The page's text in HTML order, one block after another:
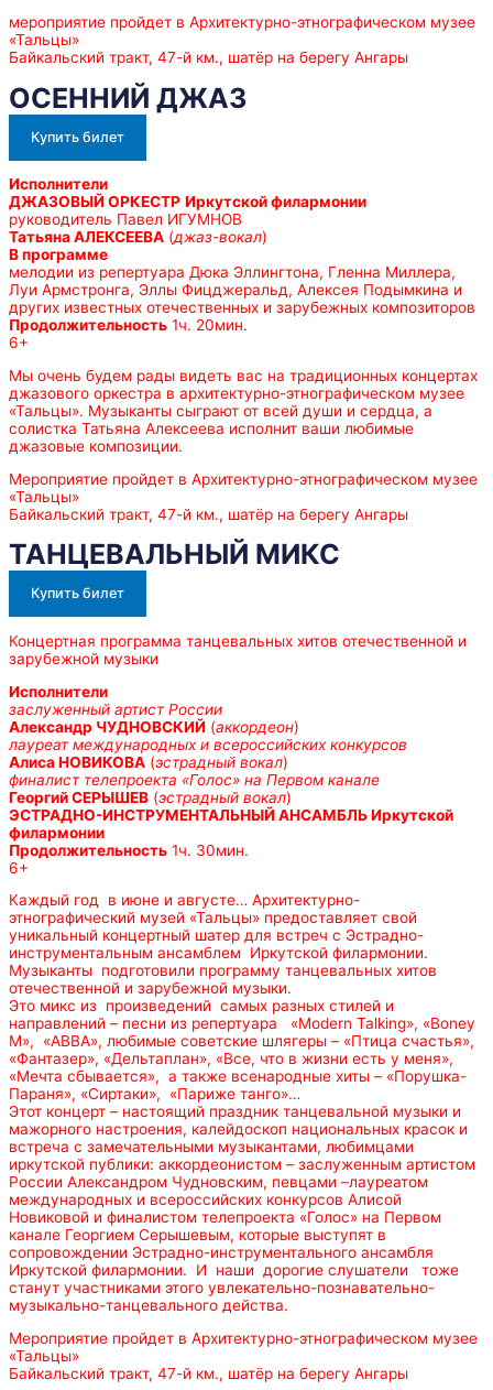
мероприятие пройдет в Архитектурно-этнографическом музее
«Тальцы»
Байкальский тракт, 47-й км., шатёр на берегу Ангары
ОСЕННИЙ ДЖАЗ
Купить билет
Исполнители
ДЖАЗОВЫЙ ОРКЕСТР Иркутской филармонии
руководитель Павел ИГУМНОВ
Татьяна АЛЕКСЕЕВА (джаз-вокал)
В программе
мелодии из репертуара Дюка Эллингтона, Гленна Миллера,
Луи Армстронга, Эллы Фицджеральд, Алексея Подымкина и
других известных отечественных и зарубежных композиторов
Продолжительность 1ч. 20мин.
6+
Мы очень будем рады видеть вас на традиционных концертах
джазового оркестра в архитектурно-этнографическом музее
«Тальцы». Музыканты сыграют от всей души и сердца, а
солистка Татьяна Алексеева исполнит ваши любимые
джазовые композиции.
Мероприятие пройдет в Архитектурно-этнографическом музее
«Тальцы»
Байкальский тракт, 47-й км., шатёр на берегу Ангары
ТАНЦЕВАЛЬНЫЙ МИКС
Купить билет
Концертная программа танцевальных хитов отечественной и
зарубежной музыки
Исполнители
заслуженный артист России
Александр ЧУДНОВСКИЙ (аккордеон)
лауреат международных и всероссийских конкурсов
Алиса НОВИКОВА (эстрадный вокал)
финалист телепроекта «Голос» на Первом канале
Георгий СЕРЫШЕВ (эстрадный вокал)
ЭСТРАДНО-ИНСТРУМЕНТАЛЬНЫЙ АНСАМБЛЬ Иркутской
филармонии
Продолжительность 1ч. 30мин.
6+
Каждый год в июне и августе… Архитектурно-
этнографический музей «Тальцы» предоставляет свой
уникальный концертный шатер для встреч с Эстрадно-
инструментальным ансамблем Иркутской филармонии.
Музыканты подготовили программу танцевальных хитов
отечественной и зарубежной музыки.
Это микс из произведений самых разных стилей и
направлений – песни из репертуара «Modern Talking», «Boney
M», «АВВА», любимые советские шлягеры – «Птица счастья»,
«Фантазер», «Дельтаплан», «Все, что в жизни есть у меня»,
«Мечта сбывается», а также всенародные хиты – «Порушка-
Параня», «Сиртаки», «Париже танго»…
Этот концерт – настоящий праздник танцевальной музыки и
мажорного настроения, калейдоскоп национальных красок и
встреча с замечательными музыкантами, любимцами
иркутской публики: аккордеонистом – заслуженным артистом
России Александром Чудновским, певцами –лауреатом
международных и всероссийских конкурсов Алисой
Новиковой и финалистом телепроекта «Голос» на Первом
канале Георгием Серышевым, которые выступят в
сопровождении Эстрадно-инструментального ансамбля
Иркутской филармонии. И наши дорогие слушатели тоже
станут участниками этого увлекательно-познавательно-
музыкально-танцевального действа.
Мероприятие пройдет в Архитектурно-этнографическом музее
«Тальцы»
Байкальский тракт, 47-й км., шатёр на берегу Ангары